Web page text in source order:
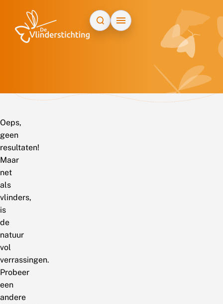
Oeps,
geen
resultaten!
Maar
net
als
vlinders,
is
de
natuur
vol
verrassingen.
Probeer
een
andere